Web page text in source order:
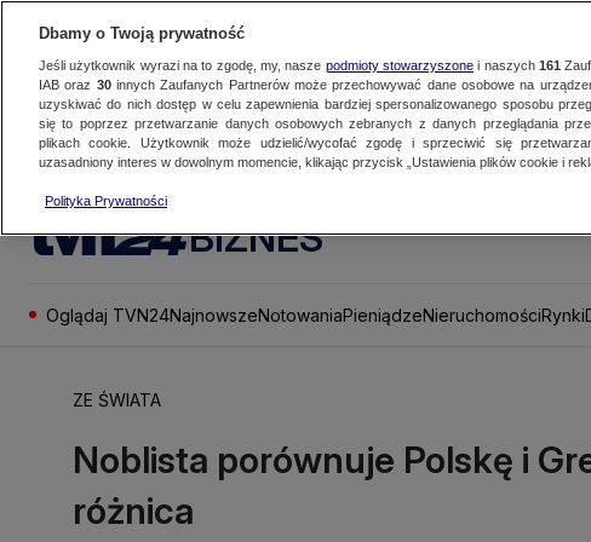
BIZNES
Oglądaj TVN24NajnowszeNotowaniaPieniądzeNieruchomościRynki
ZE ŚWIATA
Noblista porównuje Polskę i
różnica
Dbamy o Twoją prywatność
Jeśli użytkownik wyrazi na to zgodę, my, nasze podmioty stowarzyszonei naszych 161
IAB oraz 30innych Zaufanych Partnerów może przechowywać dane osobowe na
uzyskiwać do nich dostęp w celu zapewnienia bardziej spersonalizowanego sposobu
się to poprzez przetwarzanie danych osobowych zebranych z danych przeglądania
plikach cookie. Użytkownik może udzielić/wycofać zgodę i sprzeciwić się
uzasadniony interes w dowolnym momencie, klikając przycisk „Ustawienia plików cookie i
Polityka Prywatności